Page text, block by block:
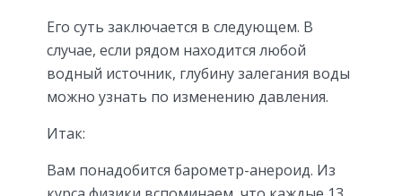
Его суть заключается в следующем. В
случае, если рядом находится любой
водный источник, глубину залегания воды
можно узнать по изменению давления.
Итак:
Вам понадобится барометр-анероид. Из